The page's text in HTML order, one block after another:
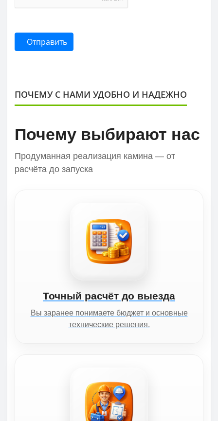
Отправить
ПОЧЕМУ С НАМИ УДОБНО И НАДЕЖНО
Почему выбирают нас
Продуманная реализация камина — от
расчёта до запуска
Точный расчёт до выезда
Вы заранее понимаете бюджет и основные
технические решения.